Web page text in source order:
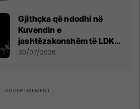
Gjithçka që ndodhi në
Kuvendin e
jashtëzakonshëm të LDK-
së
30/07/2026